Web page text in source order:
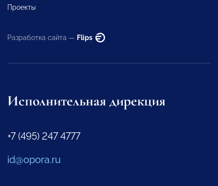
Проекты
Разработка сайта — Flips
Исполнительная дирекция
+7 (495) 247 4777
id@opora.ru